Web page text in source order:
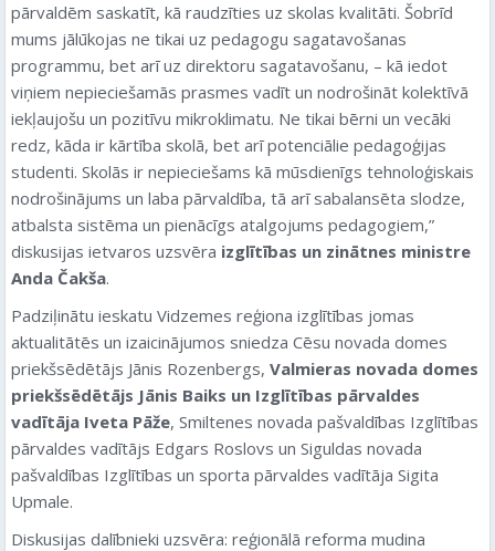
pārvaldēm saskatīt, kā raudzīties uz skolas kvalitāti. Šobrīd
mums jālūkojas ne tikai uz pedagogu sagatavošanas
programmu, bet arī uz direktoru sagatavošanu, – kā iedot
viņiem nepieciešamās prasmes vadīt un nodrošināt kolektīvā
iekļaujošu un pozitīvu mikroklimatu. Ne tikai bērni un vecāki
redz, kāda ir kārtība skolā, bet arī potenciālie pedagoģijas
studenti. Skolās ir nepieciešams kā mūsdienīgs tehnoloģiskais
nodrošinājums un laba pārvaldība, tā arī sabalansēta slodze,
atbalsta sistēma un pienācīgs atalgojums pedagogiem,”
diskusijas ietvaros uzsvēra izglītības un zinātnes ministre
Anda Čakša.
Padziļinātu ieskatu Vidzemes reģiona izglītības jomas
aktualitātēs un izaicinājumos sniedza Cēsu novada domes
priekšsēdētājs Jānis Rozenbergs, Valmieras novada domes
priekšsēdētājs Jānis Baiks un Izglītības pārvaldes
vadītāja Iveta Pāže, Smiltenes novada pašvaldības Izglītības
pārvaldes vadītājs Edgars Roslovs un Siguldas novada
pašvaldības Izglītības un sporta pārvaldes vadītāja Sigita
Upmale.
Diskusijas dalībnieki uzsvēra: reģionālā reforma mudina